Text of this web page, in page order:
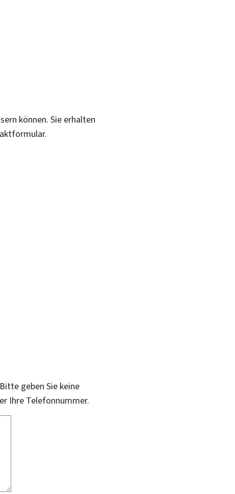
können. Sie erhalten
geben Sie keine
Ihre Telefonnummer.